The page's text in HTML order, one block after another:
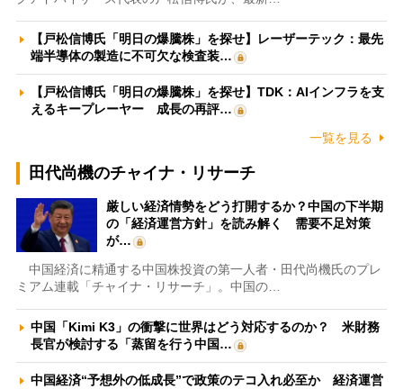
【戸松信博氏「明日の爆騰株」を探せ】レーザーテック：最先
端半導体の製造に不可欠な検査装…
【戸松信博氏「明日の爆騰株」を探せ】TDK：AIインフラを支
えるキープレーヤー 成長の再評…
一覧を見る
田代尚機のチャイナ・リサーチ
厳しい経済情勢をどう打開するか？中国の下半期
の「経済運営方針」を読み解く 需要不足対策
が…
中国経済に精通する中国株投資の第一人者・田代尚機氏のプレ
ミアム連載「チャイナ・リサーチ」。中国の…
中国「Kimi K3」の衝撃に世界はどう対応するのか？ 米財務
長官が検討する「蒸留を行う中国…
中国経済“予想外の低成長”で政策のテコ入れ必至か 経済運営